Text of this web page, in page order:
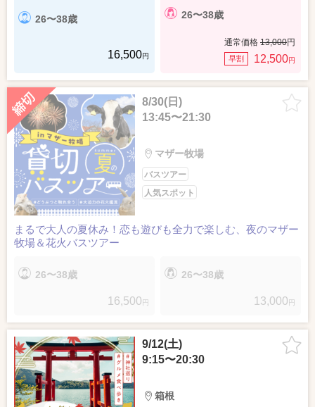
26〜38歳
16,500円
26〜38歳
通常価格 13,000円
早割 12,500円
8/30(日)
13:45〜21:30
マザー牧場
バスツアー
人気スポット
まるで大人の夏休み！恋も遊びも全力で楽しむ、夜のマザー
牧場＆花火バスツアー
26〜38歳
16,500 円
26〜38歳
13,000 円
9/12(土)
9:15〜20:30
箱根